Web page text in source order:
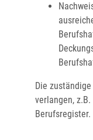
Die
verlangen,
Berufsregister.